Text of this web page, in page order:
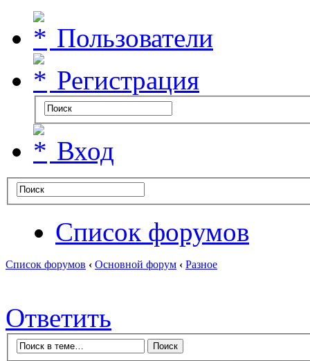
Пользователи
Регистрация
Вход
Список форумов
Список форумов ‹ Основной форум ‹ Разное
Ответить